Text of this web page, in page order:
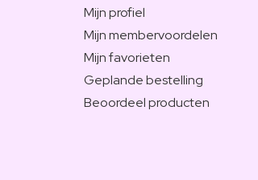
Mijn profiel
Mijn membervoordelen
Mijn favorieten
Geplande bestelling
Beoordeel producten